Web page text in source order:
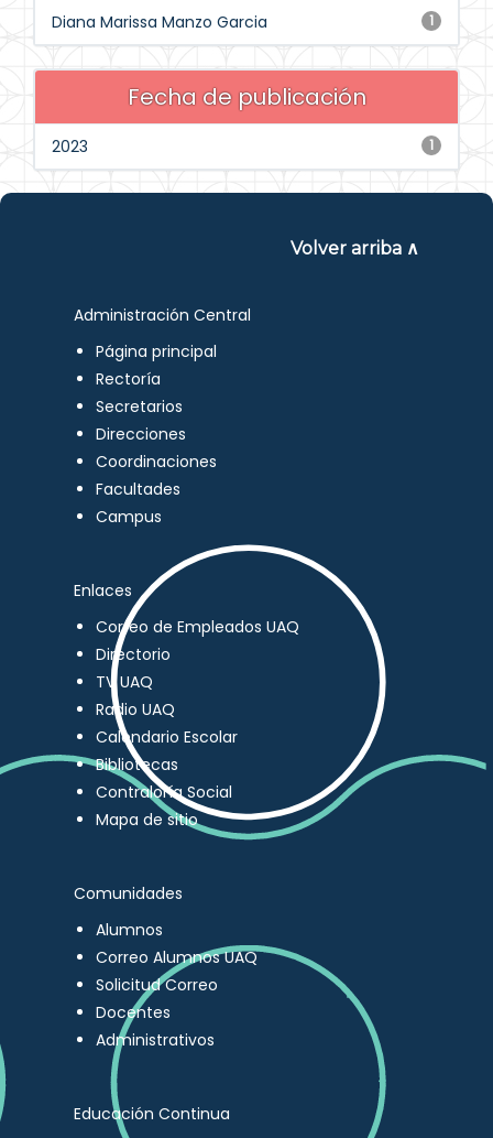
1
Diana Marissa Manzo Garcia
Fecha de publicación
1
2023
Volver arriba ∧
Administración Central
Página principal
Rectoría
Secretarios
Direcciones
Coordinaciones
Facultades
Campus
Enlaces
Correo de Empleados UAQ
Directorio
TV UAQ
Radio UAQ
Calendario Escolar
Bibliotecas
Contraloría Social
Mapa de sitio
Comunidades
Alumnos
Correo Alumnos UAQ
Solicitud Correo
Docentes
Administrativos
Educación Continua